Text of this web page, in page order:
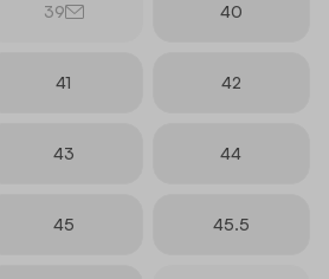
39 40
41 42
43 44
45 45.5